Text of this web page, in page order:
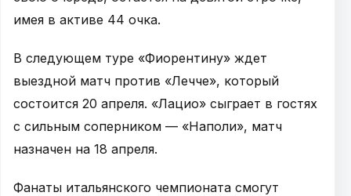
имея в активе 44 очка.
В следующем туре «Фиорентину» ждет
выездной матч против «Лечче», который
состоится 20 апреля. «Лацио» сыграет в гостях
с сильным соперником — «Наполи», матч
назначен на 18 апреля.
Фанаты итальянского чемпионата смогут